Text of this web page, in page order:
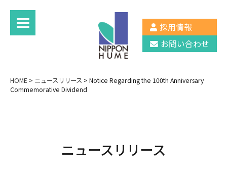
採用情報
お問い合わせ
HOME > ニュースリリース > Notice Regarding the 100th Anniversary
Commemorative Dividend
ニュースリリース